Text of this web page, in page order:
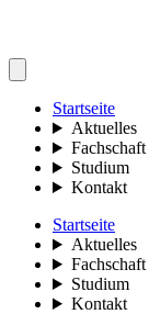
Startseite
Aktuelles
Fachschaft
Studium
Kontakt
Startseite
Aktuelles
Fachschaft
Studium
Kontakt